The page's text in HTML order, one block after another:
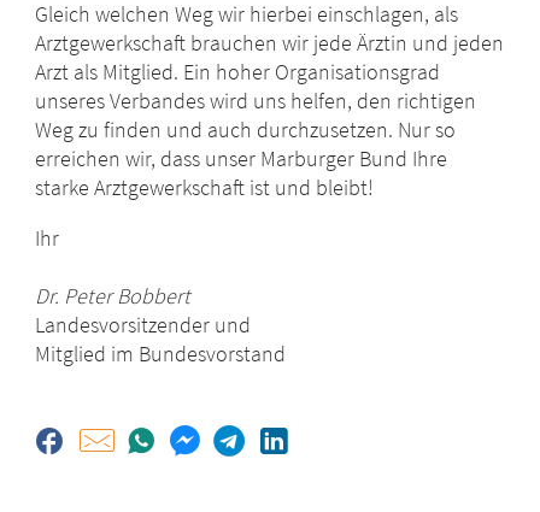
Gleich welchen Weg wir hierbei einschlagen, als
Arztgewerkschaft brauchen wir jede Ärztin und jeden
Arzt als Mitglied. Ein hoher Organisationsgrad
unseres Verbandes wird uns helfen, den richtigen
Weg zu finden und auch durchzusetzen. Nur so
erreichen wir, dass unser Marburger Bund Ihre
starke Arztgewerkschaft ist und bleibt!
Ihr
Dr. Peter Bobbert
Landesvorsitzender und
Mitglied im Bundesvorstand